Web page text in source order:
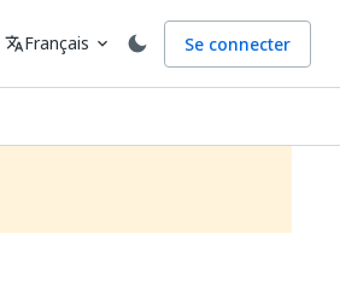
Langue
translateFrançais expand_more Se connecter